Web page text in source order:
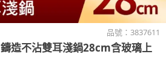
品號： 3837611
鑄造不沾雙耳淺鍋28cm含玻璃上